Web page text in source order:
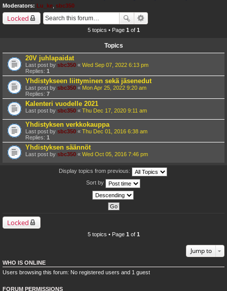
Moderators: Lu_ke sbc350
Locked
5 topics • Page 1 of 1
Topics
20V juhlapaidat
Last post by sbc350 « Wed Sep 07, 2022 6:13 pm
Replies: 1
Yhdistykseen liittyminen sekä jäsenedut
Last post by sbc350 « Mon Apr 25, 2022 9:20 am
Replies: 7
Kalenteri vuodelle 2021
Last post by sbc350 « Thu Dec 17, 2020 9:11 am
Yhdistyksen verkkokauppa
Last post by sbc350 « Thu Dec 01, 2016 6:38 am
Replies: 1
Yhdistyksen säännöt
Last post by sbc350 « Wed Oct 05, 2016 7:46 pm
Display topics from previous:
Sort by
Locked
5 topics • Page 1 of 1
Jump to
WHO IS ONLINE
Users browsing this forum: No registered users and 1 guest
FORUM PERMISSIONS